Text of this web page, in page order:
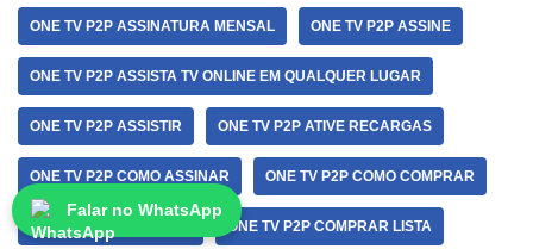
ONE TV P2P ASSINATURA MENSAL ONE TV P2P ASSINE
ONE TV P2P ASSISTA TV ONLINE EM QUALQUER LUGAR
ONE TV P2P ASSISTIR ONE TV P2P ATIVE RECARGAS
ONE TV P2P COMO ASSINAR ONE TV P2P COMO COMPRAR
ONE TV P2P COMPRAR ONE TV P2P COMPRAR LISTA
Falar no WhatsApp